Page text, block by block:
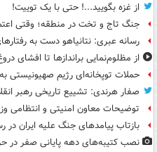
از غزه بگویید...! حتی با یک توییت!
جنگ تاج و تخت در منطقه؛ وقتی
رسانه عبری: نتانیاهو دست به
از مظلوم‌نمایی براندازها تا افشای
حملات توپخانه‌ای رژیم صهیونیستی
صفار هرندی: تشییع تاریخی رهبر
توضیحات معاون امنیتی و انتظامی
بازتاب پیامدهای جنگ علیه ایران در
نصب کتیبه‌های دهه پایانی صفر در